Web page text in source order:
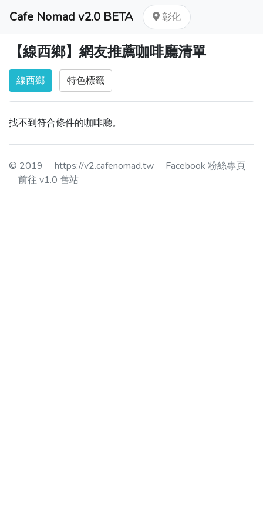
Cafe Nomad v2.0 BETA 彰化
【線西鄉】網友推薦咖啡廳清單
線西鄉 特色標籤
找不到符合條件的咖啡廳。
© 2019 https://v2.cafenomad.tw
Facebook 粉絲專頁
前往 v1.0 舊站